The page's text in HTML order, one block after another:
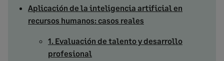
Aplicación de la inteligencia artificial en
recursos humanos: casos reales
1. Evaluación de talento y desarrollo
profesional